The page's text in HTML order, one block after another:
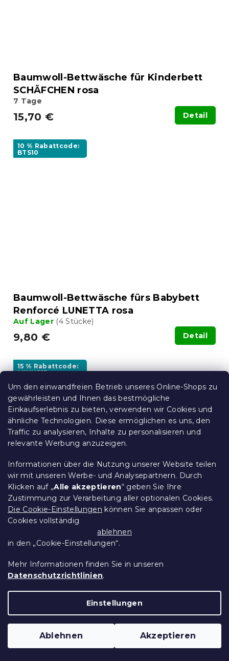
Um den einwandfreien Betrieb unseres Online-Shops zu
gewährleisten und Ihnen das bestmögliche
Einkaufserlebnis zu bieten, verwenden wir Cookies und
ähnliche Technologien. Diese ermöglichen es uns, den
Traffic zu analysieren, Inhalte zu personalisieren und
relevante Werbung anzuzeigen.
Informationen über die Nutzung unserer Website teilen
wir mit unseren Werbe- und Analysepartnern. Durch
Klicken auf „Alle akzeptieren“ geben Sie Ihre
Zustimmung zur Verarbeitung aller optionalen Cookies.
Die Cookie-Einstellungen können Sie anpassen oder
Cookies vollständig
ablehnen
in den „Cookie-Einstellungen“.
Mehr Informationen finden Sie in unseren
Datenschutzrichtlinien.
Einstellungen
Ablehnen Akzeptieren
Baumwoll-Bettwäsche für Kinderbett
SCHÄFCHEN rosa
7 Tage
15,70 € Detail
10 % Rabattcode:
BTS10
Baumwoll-Bettwäsche fürs Babybett
Renforcé LUNETTA rosa
Auf Lager (4 Stücke)
9,80 € Detail
15 % Rabattcode:
MINUS15
Baumwoll-Bettwäsche fürs Kinderbett
SCHÄFCHEN blau
Auf Lager(>10 Stücke)
15,70 €
BTS10